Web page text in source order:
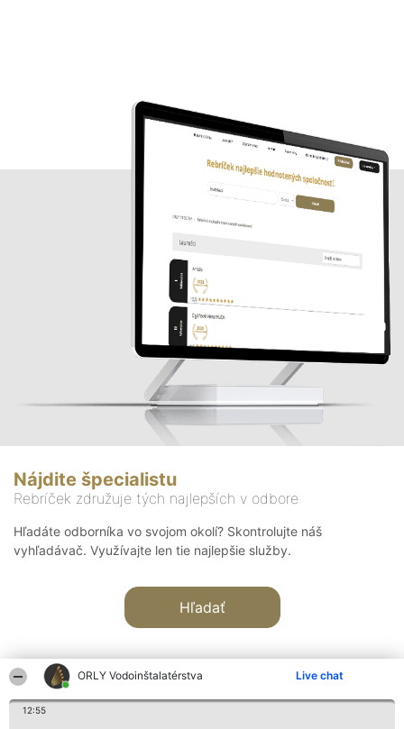
ORLY Vodoinštalatérstva Live chat
12:55
Nájdite špecialistu
Rebríček združuje tých najlepších v odbore
Hľadáte odborníka vo svojom okolí? Skontrolujte náš
vyhľadávač. Využívajte len tie najlepšie služby.
Hľadať